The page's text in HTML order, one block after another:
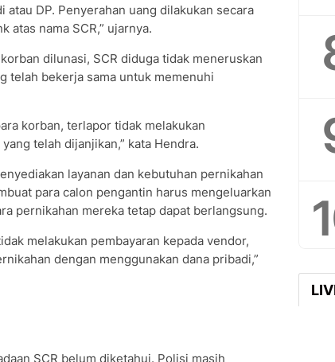
DP. Penyerahan uang dilakukan secara
atas nama SCR,” ujarnya.
dilunasi, SCR diduga tidak meneruskan
telah bekerja sama untuk memenuhi
korban, terlapor tidak melakukan
telah dijanjikan,” kata Hendra.
layanan dan kebutuhan pernikahan
para calon pengantin harus mengeluarkan
pernikahan mereka tetap dapat berlangsung.
melakukan pembayaran kepada vendor,
dengan menggunakan dana pribadi,”
SCR belum diketahui. Polisi masih